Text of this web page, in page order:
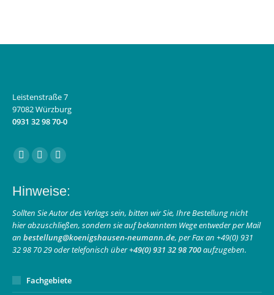
Leistenstraße 7
97082 Würzburg
0931 32 98 70-0
Finden Sie uns auf:
Facebook
opens
in
new
window
Instagram
opens
in
new
window
E-
page
opens
in
new
window
Hinweise:
Sollten Sie Autor des Verlags sein, bitten wir Sie, Ihre Bestellung nicht
hier abzuschließen, sondern sie auf bekanntem Wege entweder per Mail
an bestellung@koenigshausen-neumann.de, per Fax an +49(0) 931
32 98 70 29 oder telefonisch über+49(0) 931 32 98 700aufzugeben.
Fachgebiete